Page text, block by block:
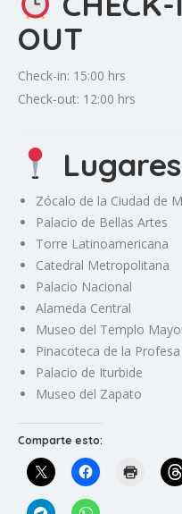
OUT
Check-in: 15:00 hrs
Check-out: 12:00 hrs
Zócalo de la Ciudad de
Palacio de Bellas Artes
Torre Latinoamericana
Catedral Metropolitana
Palacio Nacional
Alameda Central
Museo del Templo
Pinacoteca de la Profesa
Palacio de Iturbide
Museo del Zapato
Comparte esto: